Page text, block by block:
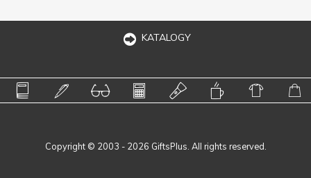
KATALOGY
Copyright © 2003 - 2026 GiftsPlus. All rights reserved.